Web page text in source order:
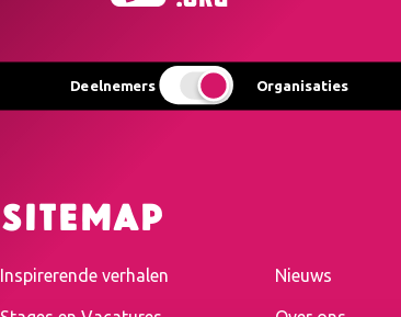
Deelnemers Organisaties
Sitemap
Inspirerende verhalen Nieuws